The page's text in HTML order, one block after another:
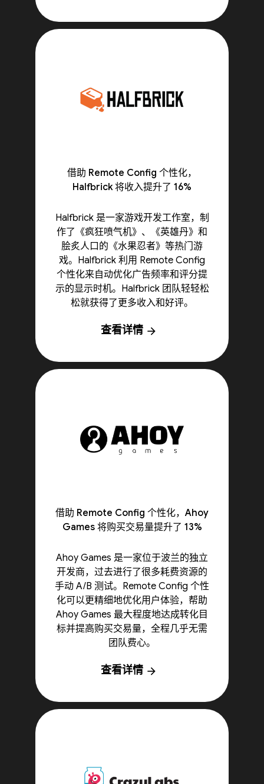
借助 Remote Config 个性化，
Halfbrick 将收入提升了 16%
Halfbrick 是一家游戏开发工作室，制
作了《疯狂喷气机》、《英雄丹》和
脍炙人口的《水果忍者》等热门游
戏。Halfbrick 利用 Remote Config
个性化来自动优化广告频率和评分提
示的显示时机。Halfbrick 团队轻轻松
松就获得了更多收入和好评。
查看详情 arrow_forward
借助 Remote Config 个性化，Ahoy
Games 将购买交易量提升了 13%
Ahoy Games 是一家位于波兰的独立
开发商，过去进行了很多耗费资源的
手动 A/B 测试。Remote Config 个性
化可以更精细地优化用户体验，帮助
Ahoy Games 最大程度地达成转化目
标并提高购买交易量，全程几乎无需
团队费心。
查看详情 arrow_forward